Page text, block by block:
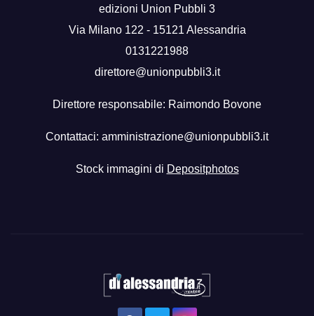
edizioni Union Pubbli 3
Via Milano 122 - 15121 Alessandria
0131221988
direttore@unionpubbli3.it
Direttore responsabile: Raimondo Bovone
Contattaci: amministrazione@unionpubbli3.it
Stock immagini di Depositphotos